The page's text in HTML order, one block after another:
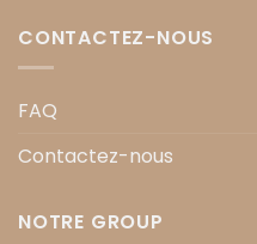
CONTACTEZ-NOUS
FAQ
Contactez-nous
NOTRE GROUP